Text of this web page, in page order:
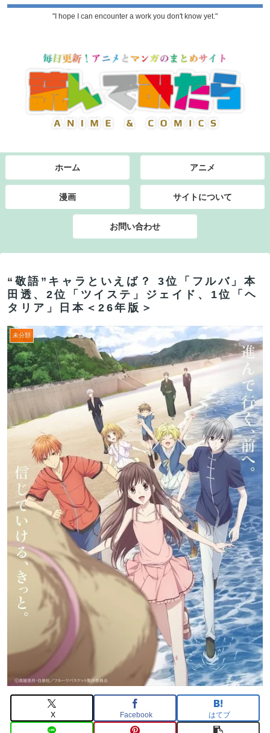
"I hope I can encounter a work you don't know yet."
ホーム アニメ
漫画 サイトについて
お問い合わせ
“敬語”キャラといえば？ 3位「フルバ」本
田透、2位「ツイステ」ジェイド、1位「ヘ
タリア」日本＜26年版＞
未分類
X Facebook はてブ